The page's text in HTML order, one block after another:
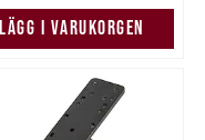
LÄGG I VARUKORGEN